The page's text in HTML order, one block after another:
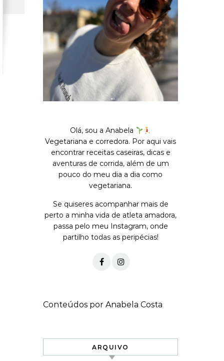
Olá, sou a Anabela
Vegetariana e corredora. Por aqui vais
encontrar receitas caseiras, dicas e
aventuras de corrida, além de um
pouco do meu dia a dia como
vegetariana.
Se quiseres acompanhar mais de
perto a minha vida de atleta amadora,
passa pelo meu Instagram, onde
partilho todas as peripécias!
Conteúdos por Anabela Costa
ARQUIVO